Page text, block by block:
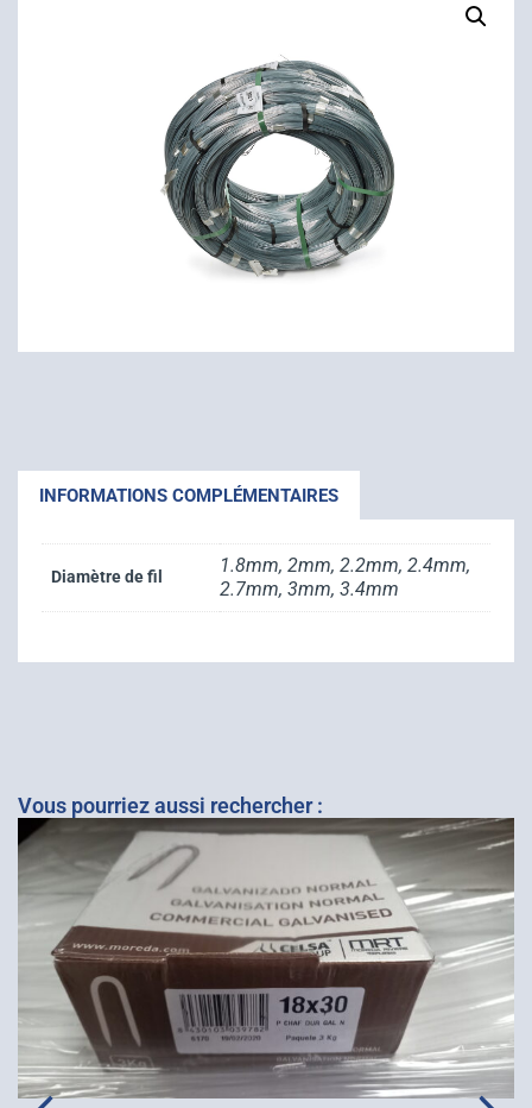
INFORMATIONS COMPLÉMENTAIRES
Diamètre de fil
1.8mm, 2mm, 2.2mm, 2.4mm,
2.7mm, 3mm, 3.4mm
Vous pourriez aussi rechercher :